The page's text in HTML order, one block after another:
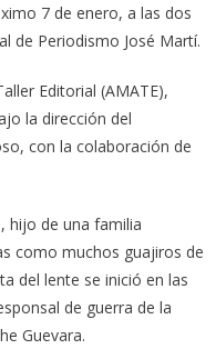
7 de enero, a las dos
de Periodismo José Martí.
Editorial (AMATE),
la dirección del
con la colaboración de
hijo de una familia
como muchos guajiros de
del lente se inició en las
de guerra de la
Guevara.